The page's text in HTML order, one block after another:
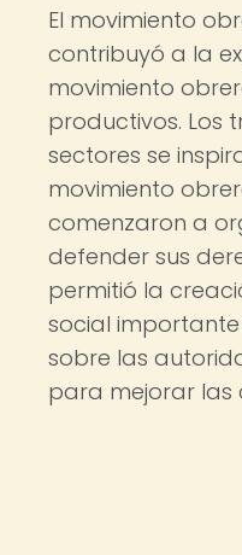
El movimiento
contribuyó a la
movimiento
productivos. Los
sectores se
movimiento
comenzaron a
defender sus
permitió la
social
sobre las
para mejorar las